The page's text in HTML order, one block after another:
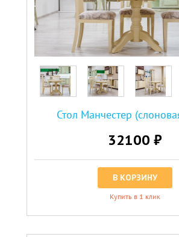
Стол Манчестер
32100 ₽
В КОРЗИНУ
Купить в 1 клик